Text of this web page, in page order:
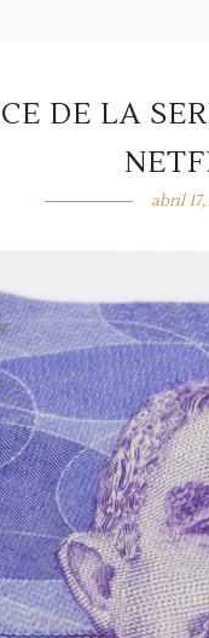
DE LA
abril